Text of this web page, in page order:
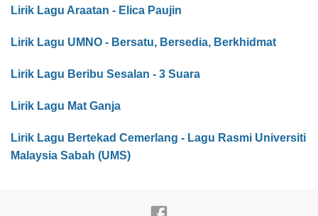
Lirik Lagu Araatan - Elica Paujin
Lirik Lagu UMNO - Bersatu, Bersedia, Berkhidmat
Lirik Lagu Beribu Sesalan - 3 Suara
Lirik Lagu Mat Ganja
Lirik Lagu Bertekad Cemerlang - Lagu Rasmi Universiti
Malaysia Sabah (UMS)